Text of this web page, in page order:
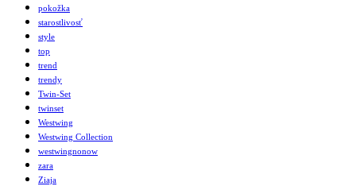
pokožka
starostlivosť
style
top
trend
trendy
Twin-Set
twinset
Westwing
Westwing Collection
westwingnonow
zara
Ziaja